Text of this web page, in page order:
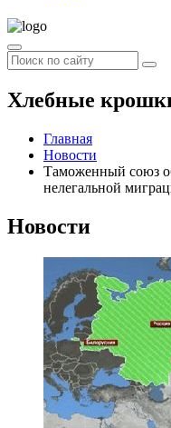
Хлебные
Главная
Новости
Таможенный союз
нелегальной
Новости